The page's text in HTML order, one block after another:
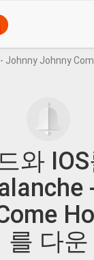
Johnny Johnny
와
를 다운